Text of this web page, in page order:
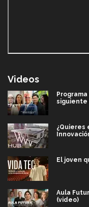
Videos
siguiente
¿Quieres
El joven
Aula
(video)